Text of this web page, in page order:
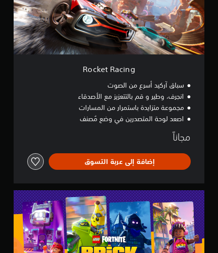
a
c
i
g
Rocket Racing
سباق آركيد أسرع من الصوت
انجرف، وطير و قم بالتتعزيز مع الأصدقاء
مجموعة متزايدة باستمرار من المسارات
اصعد لوحة المتصدرين في وضع مُصنف
مجاناً
إضافة إلى عربة التسوق
L
E
G
O
®
F
o